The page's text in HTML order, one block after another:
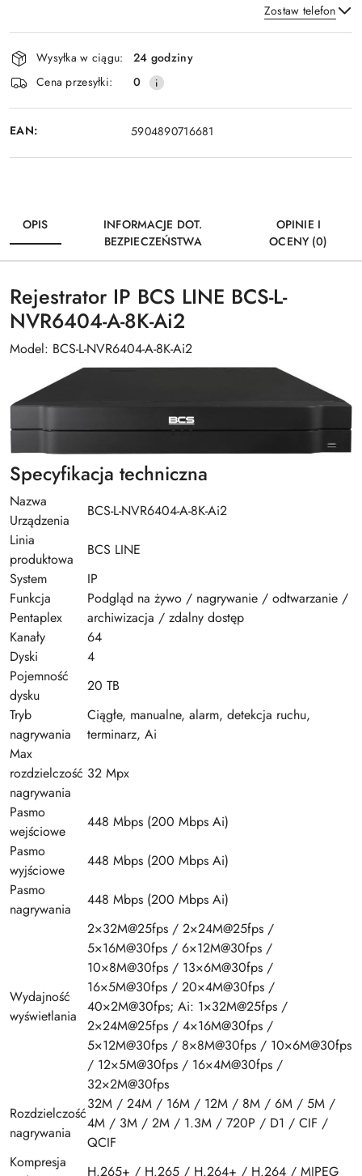
Zostaw telefon
Wyślij
Dostępność
i
dostawa
Wysyłka w ciągu:
24 godziny
Cena przesyłki:
0
EAN: 5904890716681
OPIS
INFORMACJE DOT.
BEZPIECZEŃSTWA
OPINIE I
OCENY (0)
Rejestrator IP BCS LINE BCS-L-
NVR6404-A-8K-Ai2
Model: BCS-L-NVR6404-A-8K-Ai2
Specyfikacja techniczna
Nazwa
Urządzenia
BCS-L-NVR6404-A-8K-Ai2
Linia
produktowa
BCS LINE
System
IP
Funkcja
Pentaplex
Podgląd na żywo / nagrywanie / odtwarzanie /
archiwizacja / zdalny dostęp
Kanały
64
Dyski
4
Pojemność
dysku
20 TB
Tryb
nagrywania
Ciągłe, manualne, alarm, detekcja ruchu,
terminarz, Ai
Max
rozdzielczość
nagrywania
32 Mpx
Pasmo
wejściowe
448 Mbps (200 Mbps Ai)
Pasmo
wyjściowe
448 Mbps (200 Mbps Ai)
Pasmo
nagrywania
448 Mbps (200 Mbps Ai)
Wydajność
wyświetlania
2×32M@25fps / 2×24M@25fps /
5×16M@30fps / 6×12M@30fps /
10×8M@30fps / 13×6M@30fps /
16×5M@30fps / 20×4M@30fps /
40×2M@30fps; Ai: 1×32M@25fps /
2×24M@25fps / 4×16M@30fps /
5×12M@30fps / 8×8M@30fps / 10×6M@30fps
/ 12×5M@30fps / 16×4M@30fps /
32×2M@30fps
Rozdzielczość
nagrywania
32M / 24M / 16M / 12M / 8M / 6M / 5M /
4M / 3M / 2M / 1.3M / 720P / D1 / CIF /
QCIF
Kompresja
H.265+ / H.265 / H.264+ / H.264 / MJPEG